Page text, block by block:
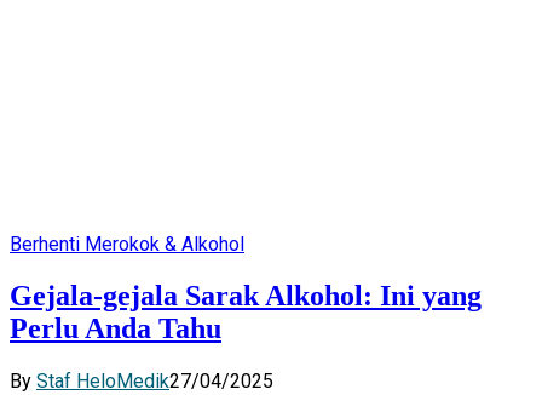
Berhenti Merokok & Alkohol
Gejala-gejala Sarak Alkohol: Ini yang
Perlu Anda Tahu
By Staf HeloMedik27/04/2025